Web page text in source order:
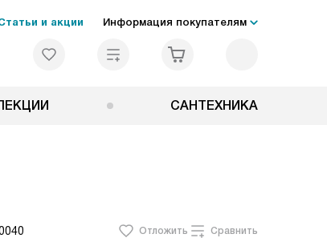
и акции Информация покупателям
САНТЕХНИКА
Отложить Сравнить